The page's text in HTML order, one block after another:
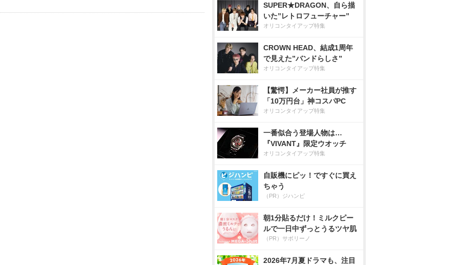
SUPER★DRAGON、自ら描
いた”レトロフューチャー”
オリコンタイアップ特集
CROWN HEAD、結成1周年
で見えた”バンドらしさ”
オリコンタイアップ特集
【驚愕】メーカー社員が推す
「10万円台」神コスパPC
オリコンタイアップ特集
一番似合う登場人物は…
『VIVANT』限定ウオッチ
オリコンタイアップ特集
自販機にピッ！ですぐに買え
ちゃう
（PR）ジハンピ
朝1分貼るだけ！ミルクピー
ルで一日中ずっとうるツヤ肌
（PR）サボリーノ
2026年7月夏ドラマも、注目